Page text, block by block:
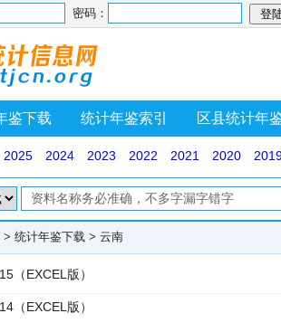
密码：
鉴下载 统计年鉴索引 区县统计年
2025 2024 2023 2022 2021 2020
> 统计年鉴下载 > 云南
（EXCEL版）
（EXCEL版）